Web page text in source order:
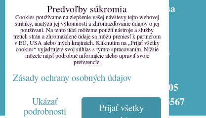
• fakturačná adresa
Medinco, s.r.o.
Pribišova 9
841 05 Bratislava
ičo 31338305
ičo dph SK2020816567
Predvoľby súkromia
Cookies používame na zlepšenie vašej návštevy tejto webovej
stránky, analýzu jej výkonnosti a zhromažďovanie údajov o jej
používaní. Na tento účel môžeme použiť nástroje a služby
tretích strán a zhromaždené údaje sa môžu preniesť k partnerom
v EÚ, USA alebo iných krajinách. Kliknutím na „Prijať všetky
cookies“ vyjadrujete svoj súhlas s týmto spracovaním. Nižšie
môžete nájsť podrobné informácie alebo upraviť svoje
preferencie.
Zásady ochrany osobných údajov
Ukázať
podrobnosti
Prijať všetky